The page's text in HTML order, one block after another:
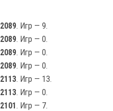
2089. Игр — 9.
2089. Игр — 0.
2089. Игр — 0.
2089. Игр — 0.
2113. Игр — 13.
2113. Игр — 0.
2101. Игр — 7.